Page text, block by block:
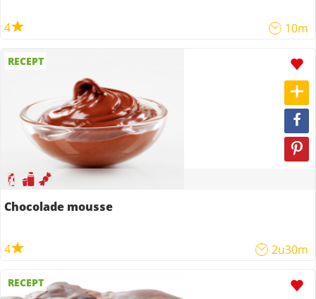
4 10m
RECEPT
Chocolade mousse
4 2u30m
RECEPT